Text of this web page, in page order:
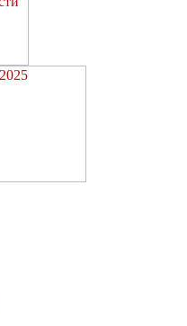
области на сайте